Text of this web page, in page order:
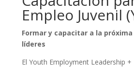
Empleo Juvenil
Formar y capacitar a la
líderes
El Youth Employment Leadership